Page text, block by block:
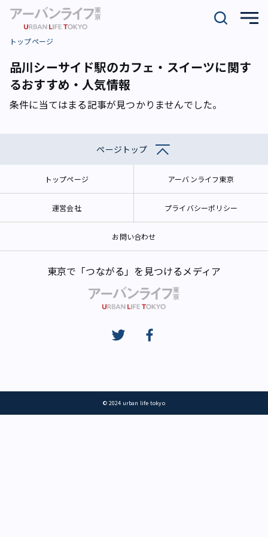
トップページ
品川シーサイド駅のカフェ・スイーツに関す
るおすすめ・人気情報
条件に当てはまる記事が見つかりませんでした。
ページトップ
トップページ アーバンライフ東京
運営会社 プライバシーポリシー
お問い合わせ
東京で「つながる」を見つけるメディア
© 2024 urban life tokyo